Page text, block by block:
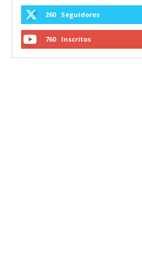
260 Seguidores
760 Inscritos